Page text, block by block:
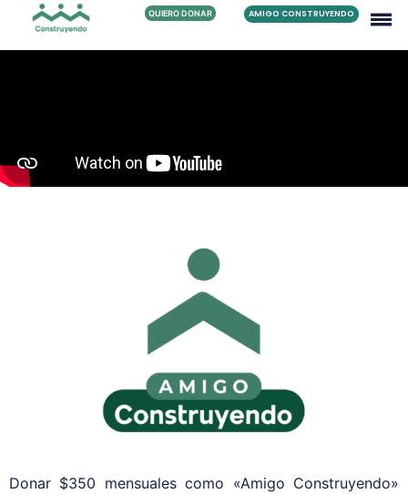
QUIERO DONAR AMIGO CONSTRUYENDO
Donar $350 mensuales como «Amigo Construyendo»